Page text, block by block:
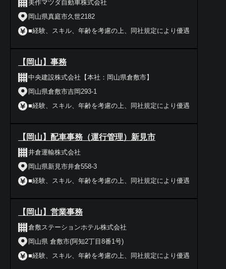
美作マツダ自動車株式会社
岡山県真庭市久世2182
■経験、スキル、年齢を考慮の上、同社規定により優遇
【岡山】事務
中央建設株式会社【本社：岡山県倉敷市】
岡山県倉敷市吉岡293-1
■経験、スキル、年齢を考慮の上、同社規定により優遇
【岡山】配車事務（運行管理）新見市
井倉運輸株式会社
岡山県新見市井倉558-3
■経験、スキル、年齢を考慮の上、同社規定により優遇
【岡山】営業事務
倉敷ステーションホテル株式会社
岡山県 倉敷市(阿知2丁目8番1号)
■経験、スキル、年齢を考慮の上、同社規定により優遇